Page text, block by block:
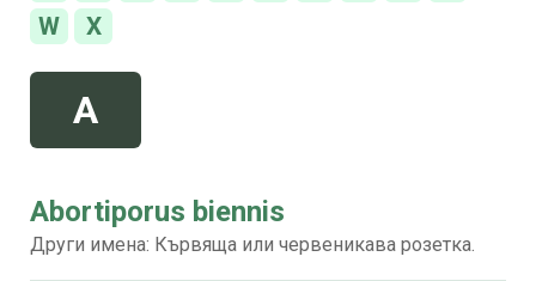
W
X
A
Abortiporus biennis
Други имена: Кървяща или червеникава розетка.